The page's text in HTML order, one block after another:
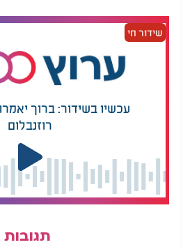
שידור חי
עכשיו בשידור: ברוך
רוזנבלום
תגובות